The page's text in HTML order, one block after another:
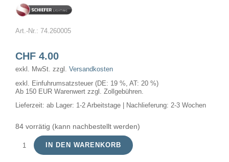
Art.-Nr.: 74.260005
CHF4.00
exkl. MwSt. zzgl. Versandkosten
exkl. Einfuhrumsatzsteuer (DE: 19 %, AT: 20 %)
Ab 150 EUR Warenwert zzgl. Zollgebühren.
Lieferzeit: ab Lager: 1-2 Arbeitstage | Nachlieferung: 2-3 Wochen
84 vorrätig (kann nachbestellt werden)
Röhrenlampe
IN DEN WARENKORB